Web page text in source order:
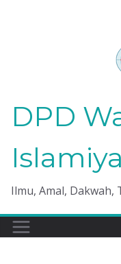
DPD
Ilmu, Amal, Dakwah,